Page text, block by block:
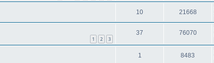
10 21668
1 2 3
37 76070
1 8483